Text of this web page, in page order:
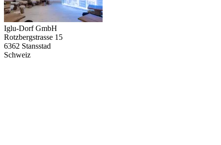
Iglu-Dorf GmbH
Rotzbergstrasse 15
6362 Stansstad
Schweiz